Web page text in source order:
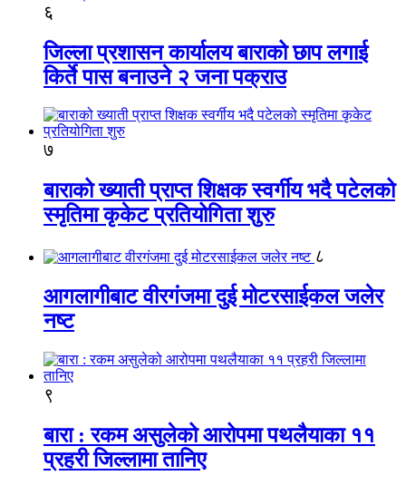
६
जिल्ला प्रशासन कार्यालय बाराको छाप लगाई
किर्ते पास बनाउने २ जना पक्राउ
७
बाराको ख्याती प्राप्त शिक्षक स्वर्गीय भदै पटेलको
स्मृतिमा कृकेट प्रतियोगिता शुरु
८
आगलागीबाट वीरगंजमा दुई मोटरसाईकल जलेर
नष्ट
९
बारा : रकम असुलेको आरोपमा पथलैयाका ११
प्रहरी जिल्लामा तानिए